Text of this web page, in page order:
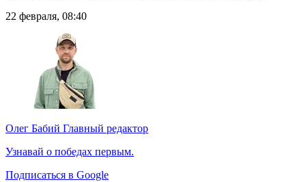
22 февраля, 08:40
Олег Бабий Главный редактор
Узнавай о победах первым.
Подписаться в Google